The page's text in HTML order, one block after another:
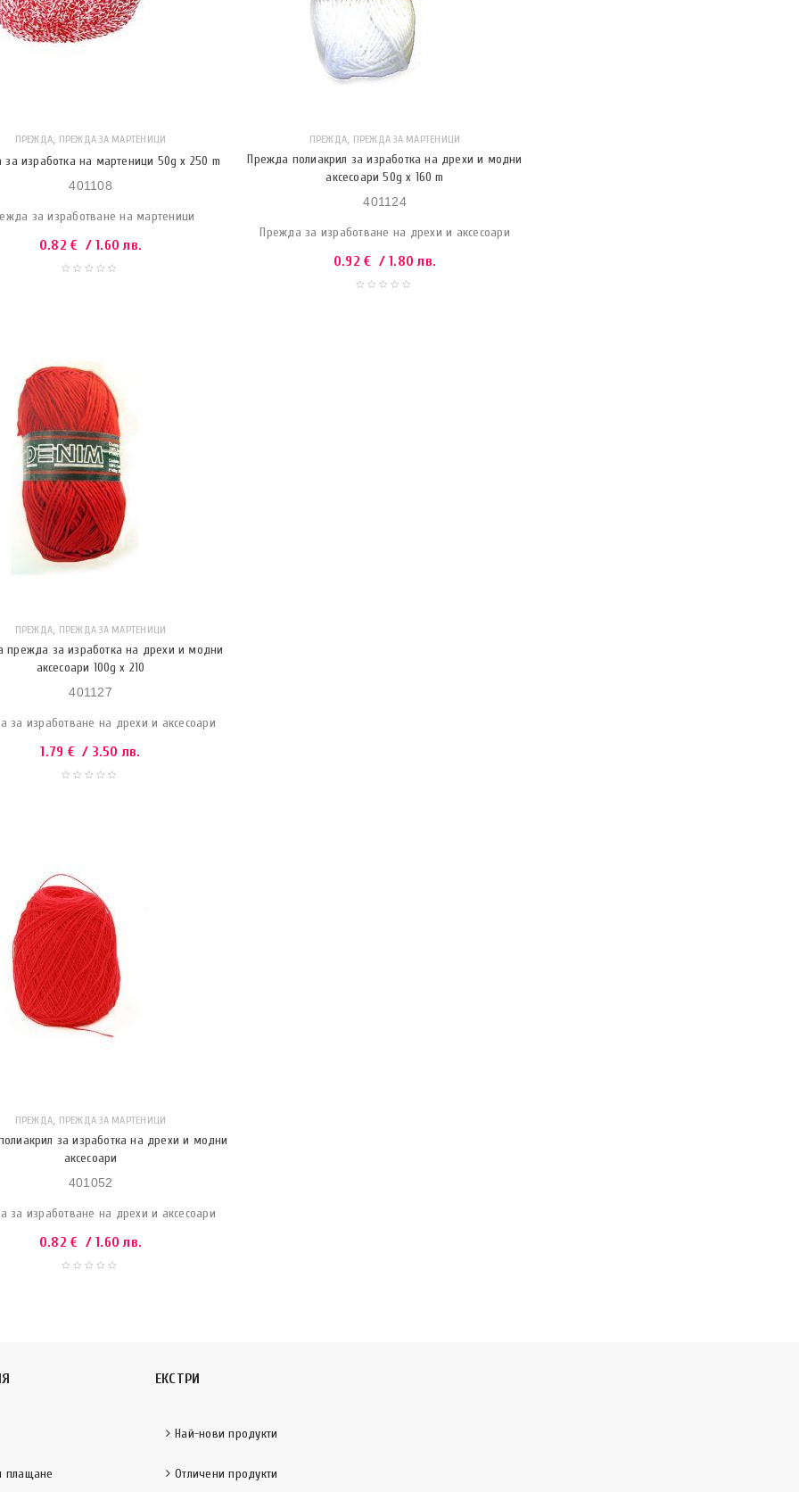
ПРЕЖДА, ПРЕЖДА ЗА МАРТЕНИЦИ
изработка на мартеници 50g x 250 m
401108
за изработване на мартеници
0.82€ / 1.60 лв.
ПРЕЖДА, ПРЕЖДА ЗА МАРТЕНИЦИ
Прежда полиакрил за изработка на дрехи и модни
аксесоари 50g x 160 m
401124
Прежда за изработване на дрехи и аксесоари
0.92€ / 1.80 лв.
ПРЕЖДА, ПРЕЖДА ЗА МАРТЕНИЦИ
прежда за изработка на дрехи и модни
аксесоари 100g x 210
401127
за изработване на дрехи и аксесоари
1.79 € / 3.50 лв.
ПРЕЖДА, ПРЕЖДА ЗА МАРТЕНИЦИ
за изработка на дрехи и модни
аксесоари
401052
за изработване на дрехи и аксесоари
0.82€ / 1.60 лв.
плащане
ЕКСТРИ
Най-нови продукти
Отличени продукти